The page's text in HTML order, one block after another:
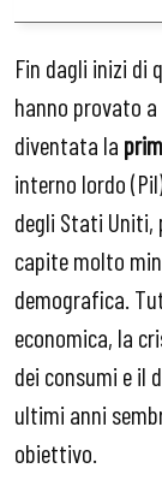
Fin dagli inizi di
hanno provato
diventata la
interno lordo
degli Stati Uniti,
capite molto
demografica.
economica, la
dei consumi e il
ultimi anni
obiettivo.